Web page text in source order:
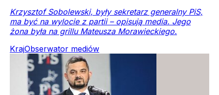
Krzysztof Sobolewski, były sekretarz generalny PiS,
ma być na wylocie z partii – opisują media. Jego
żona była na grillu Mateusza Morawieckiego.
KrajObserwator mediów